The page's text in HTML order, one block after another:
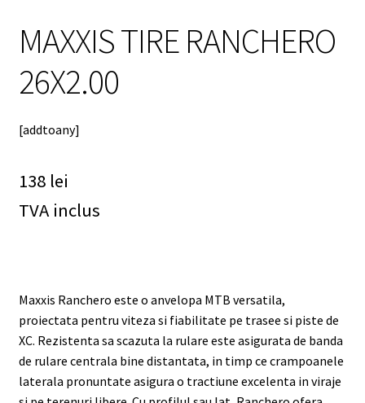
MAXXIS TIRE RANCHERO
26X2.00
[addtoany]
138 lei
TVA inclus
Maxxis Ranchero este o anvelopa MTB versatila,
proiectata pentru viteza si fiabilitate pe trasee si piste de
XC. Rezistenta sa scazuta la rulare este asigurata de banda
de rulare centrala bine distantata, in timp ce crampoanele
laterala pronuntate asigura o tractiune excelenta in viraje